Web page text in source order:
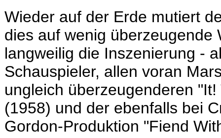
Wieder auf der Erde mutiert
dies auf wenig überzeugende
langweilig die Inszenierung -
Schauspieler, allen voran
ungleich überzeugenderen
(1958) und der ebenfalls bei
Gordon-Produktion "Fiend